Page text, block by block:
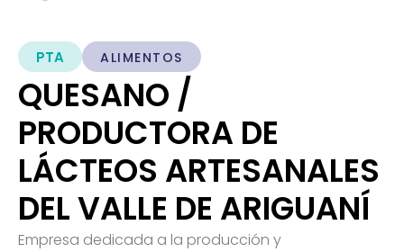
PTA ALIMENTOS
QUESANO /
PRODUCTORA DE
LÁCTEOS ARTESANALES
DEL VALLE DE ARIGUANÍ
Empresa dedicada a la producción y